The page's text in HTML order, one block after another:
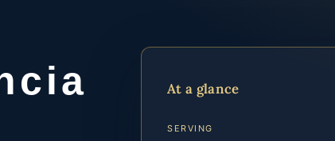
At a glance
SERVING